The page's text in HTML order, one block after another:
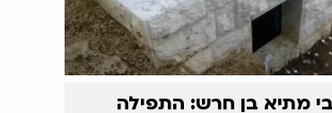
מתיא בן חרש: התפילה